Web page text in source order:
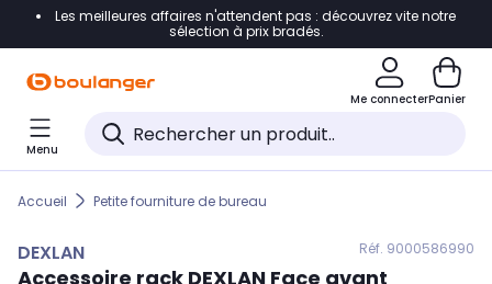
Accéder directement à la navigation
Accéder directement au pied de page
Accéder directement au chatbot
Les meilleures affaires n'attendent pas : découvrez vite notre
sélection à prix bradés.
Me connecterPanier
Menu
Accueil Petite fourniture de bureau
DEXLAN Réf. 9000586990
Accessoire rack DEXLAN Face avant